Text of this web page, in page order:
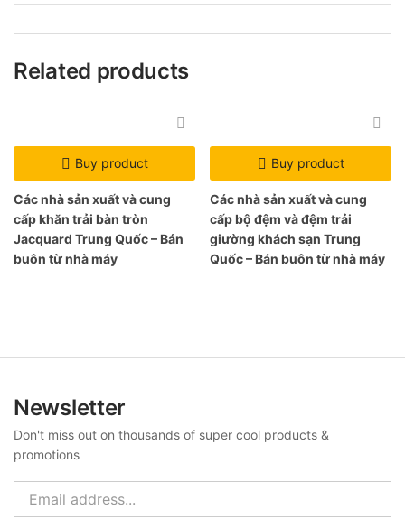
Related products
Buy product
Các nhà sản xuất và cung
cấp khăn trải bàn tròn
Jacquard Trung Quốc – Bán
buôn từ nhà máy
Buy product
Các nhà sản xuất và cung
cấp bộ đệm và đệm trải
giường khách sạn Trung
Quốc – Bán buôn từ nhà máy
Newsletter
Don't miss out on thousands of super cool products &
promotions